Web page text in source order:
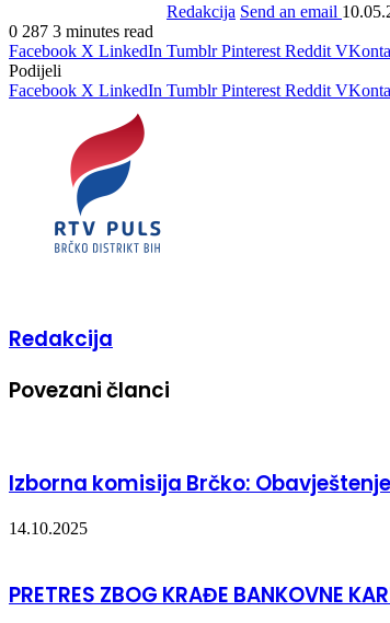
Redakcija Send an email
0 287 3 minutes read
Facebook X LinkedIn Tumblr Pinterest Reddit
Podijeli
Facebook X LinkedIn Tumblr Pinterest Reddit
Redakcija
Povezani članci
Izborna komisija Brčko:
14.10.2025
PRETRES ZBOG KRAĐE BANKOVNE